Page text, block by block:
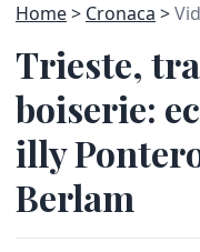
Home Cronaca
Trieste,
boiserie:
illy
Berlam